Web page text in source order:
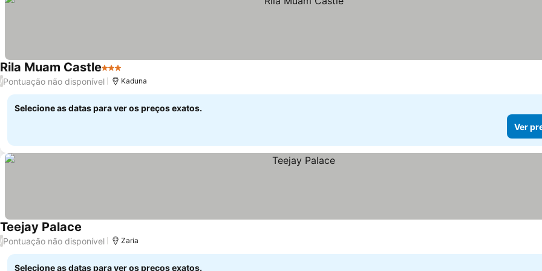
Rila Muam Castle3 Estrelas
/Pontuação não disponível Kaduna
Selecione as datas para ver os preços exatos.
Ver
Teejay Palace Ver preços
/Pontuação não disponível Zaria
Selecione as datas para ver os preços exatos.